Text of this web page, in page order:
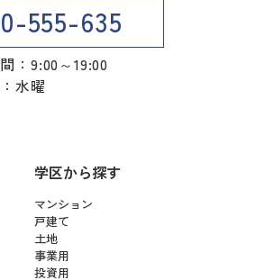
555-635
：9:00～19:00
水曜
学区から探す
マンション
戸建て
土地
事業用
投資用